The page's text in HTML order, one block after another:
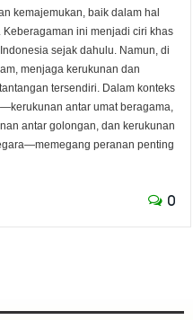
kemajemukan, baik dalam hal
ini menjadi ciri khas
sejak dahulu. Namun, di
menjaga kerukunan dan
tersendiri. Dalam konteks
antar umat beragama,
antar golongan, dan kerukunan
peranan penting
0